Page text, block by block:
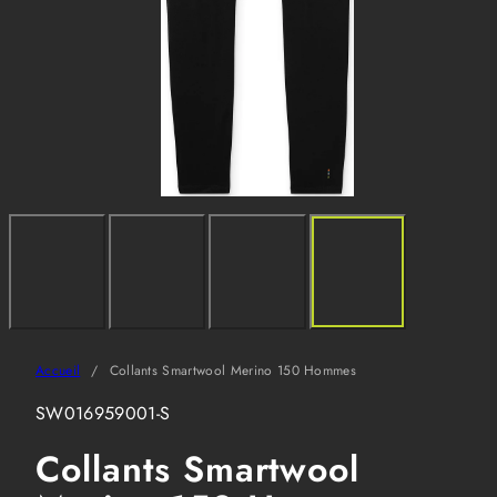
Accueil Collants Smartwool Merino 150 Hommes
SKU:
SW016959001-S
Collants Smartwool